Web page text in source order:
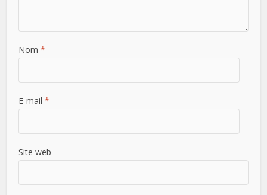
Nom*
E-mail*
Site web